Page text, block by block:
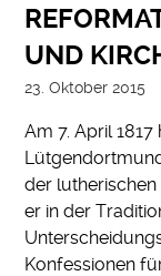
UND
23. Oktober 2015
Am 7. April
der
er in der
Konfessionen